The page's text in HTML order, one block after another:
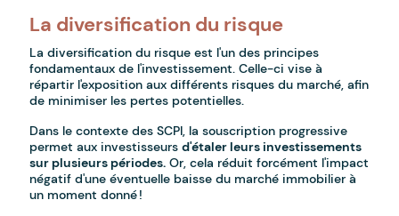
La diversification du risque
La diversification du risque est l'un des principes
fondamentaux de l'investissement. Celle-ci vise à
répartir l'exposition aux différents risques du marché, afin
de minimiser les pertes potentielles.
Dans le contexte des SCPI, la souscription progressive
permet aux investisseursd'étaler leurs investissements
sur plusieurs périodes. Or, cela réduit forcément l'impact
négatif d'une éventuelle baisse du marché immobilier à
un moment donné !